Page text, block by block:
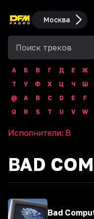
Москва
А Б В Г Д Е Ж
Т
У Ф Х Ц Ч Ш
@
A B C D E F
Q
R S T U V W
Исполнители: B
BAD
Bad